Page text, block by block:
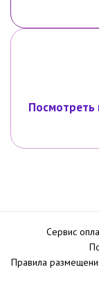
Посмотреть
Сервис
Правила